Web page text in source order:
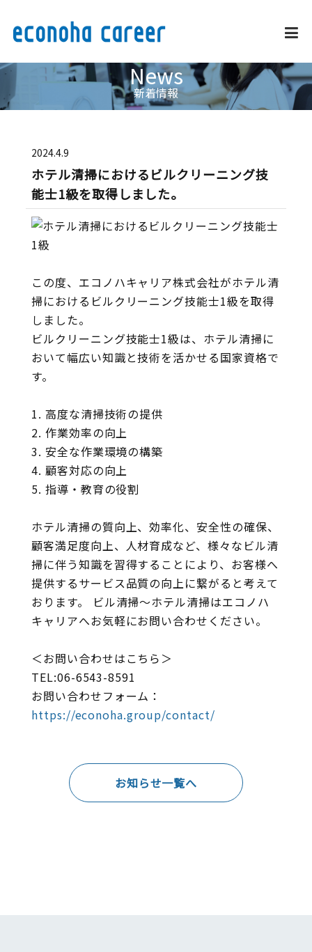
採用情報
外国人雇用推進
お問い合わせ
News
新着情報
2024.4.9
ホテル清掃におけるビルクリーニング技
能士1級を取得しました。
この度、エコノハキャリア株式会社がホテル清
掃におけるビルクリーニング技能士1級を取得
しました。
ビルクリーニング技能士1級は、ホテル清掃に
おいて幅広い知識と技術を活かせる国家資格で
す。
1. 高度な清掃技術の提供
2. 作業効率の向上
3. 安全な作業環境の構築
4. 顧客対応の向上
5. 指導・教育の役割
ホテル清掃の質向上、効率化、安全性の確保、
顧客満足度向上、人材育成など、様々なビル清
掃に伴う知識を習得することにより、お客様へ
提供するサービス品質の向上に繋がると考えて
おります。 ビル清掃～ホテル清掃はエコノハ
キャリアへお気軽にお問い合わせください。
＜お問い合わせはこちら＞
TEL:06-6543-8591
お問い合わせフォーム：
https://econoha.group/contact/
お知らせ一覧へ